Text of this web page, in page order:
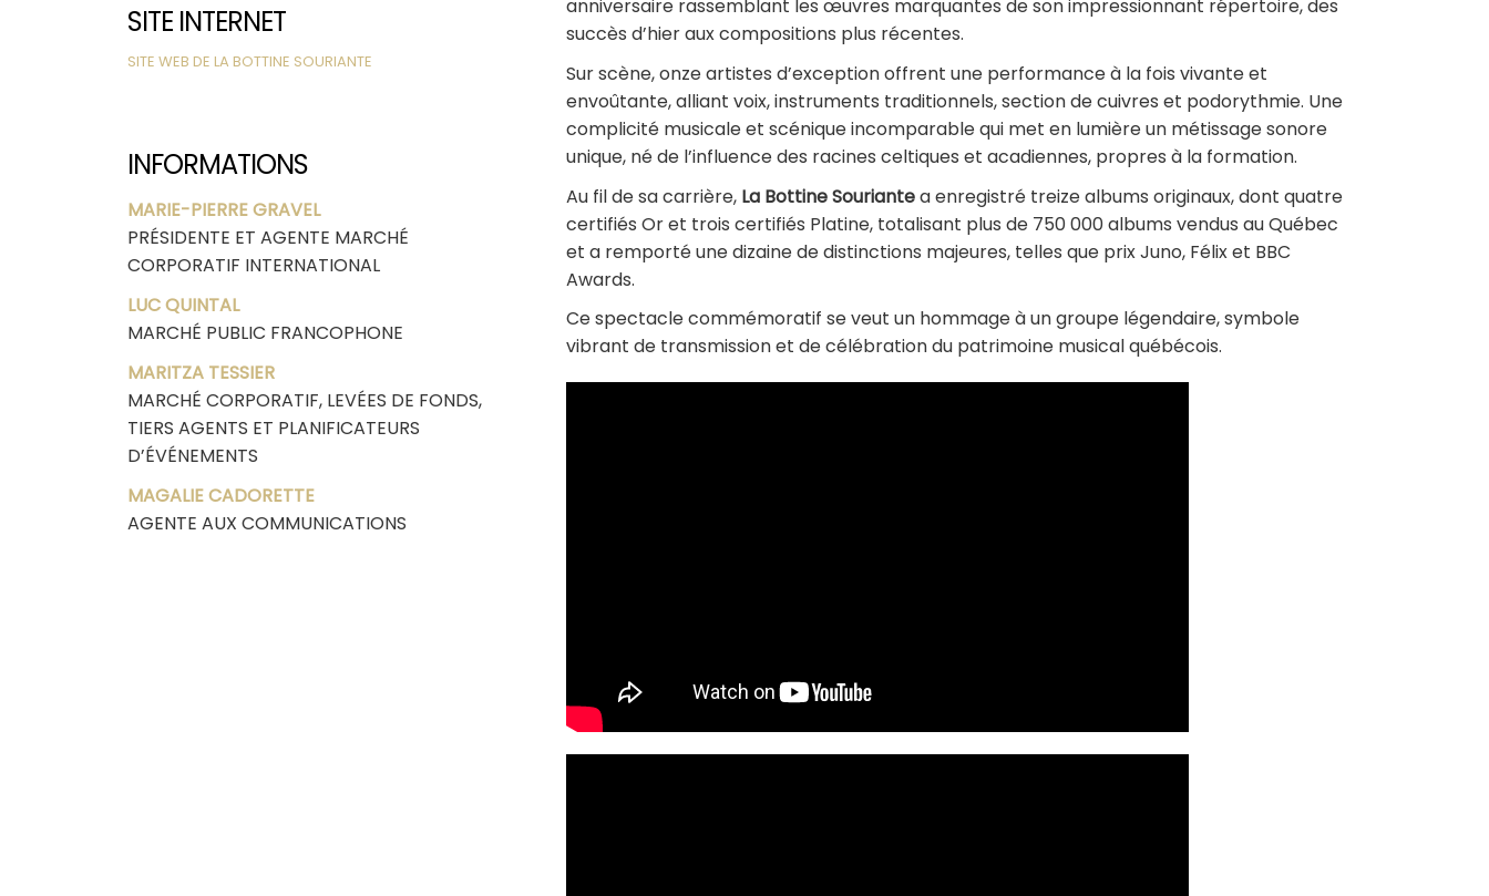
anniversaire rassemblant les œuvres marquantes de son impressionnant répertoire, des
succès d’hier aux compositions plus récentes.
Sur scène, onze artistes d’exception offrent une performance à la fois vivante et
envoûtante, alliant voix, instruments traditionnels, section de cuivres et podorythmie. Une
complicité musicale et scénique incomparable qui met en lumière un métissage sonore
unique, né de l’influence des racines celtiques et acadiennes, propres à la formation.
Au fil de sa carrière, La Bottine Souriantea enregistré treize albums originaux, dont quatre
certifiés Or et trois certifiés Platine, totalisant plus de 750 000 albums vendus au Québec
et a remporté une dizaine de distinctions majeures, telles que prix Juno, Félix et BBC
Awards.
Ce spectacle commémoratif se veut un hommage à un groupe légendaire, symbole
vibrant de transmission et de célébration du patrimoine musical québécois.
SITE INTERNET
SITE WEB DE LA BOTTINE SOURIANTE
INFORMATIONS
MARIE-PIERRE GRAVEL
PRÉSIDENTE ET AGENTE MARCHÉ
CORPORATIF INTERNATIONAL
LUC QUINTAL
MARCHÉ PUBLIC FRANCOPHONE
MARITZA TESSIER
MARCHÉ CORPORATIF, LEVÉES DE FONDS,
TIERS AGENTS ET PLANIFICATEURS
D’ÉVÉNEMENTS
MAGALIE CADORETTE
AGENTE AUX COMMUNICATIONS